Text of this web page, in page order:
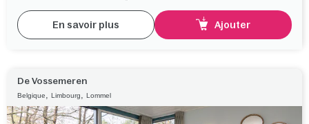
En savoir plus Ajouter
De Vossemeren
Belgique Limbourg Lommel